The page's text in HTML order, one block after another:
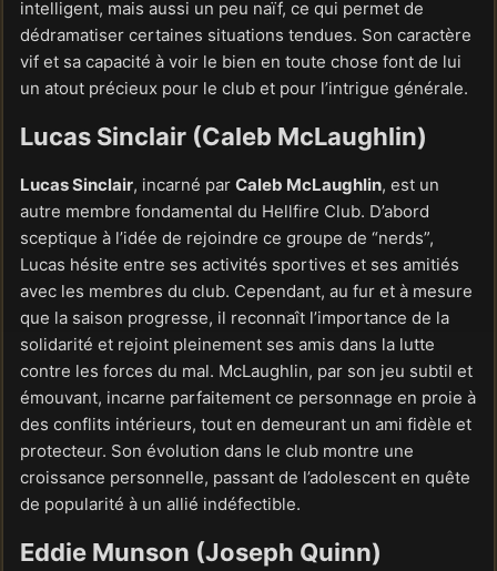
intelligent, mais aussi un peu naïf, ce qui permet de
dédramatiser certaines situations tendues. Son caractère
vif et sa capacité à voir le bien en toute chose font de lui
un atout précieux pour le club et pour l’intrigue générale.
Lucas Sinclair (Caleb McLaughlin)
Lucas Sinclair, incarné par Caleb McLaughlin, est un
autre membre fondamental du Hellfire Club. D’abord
sceptique à l’idée de rejoindre ce groupe de “nerds”,
Lucas hésite entre ses activités sportives et ses amitiés
avec les membres du club. Cependant, au fur et à mesure
que la saison progresse, il reconnaît l’importance de la
solidarité et rejoint pleinement ses amis dans la lutte
contre les forces du mal. McLaughlin, par son jeu subtil et
émouvant, incarne parfaitement ce personnage en proie à
des conflits intérieurs, tout en demeurant un ami fidèle et
protecteur. Son évolution dans le club montre une
croissance personnelle, passant de l’adolescent en quête
de popularité à un allié indéfectible.
Eddie Munson (Joseph Quinn)